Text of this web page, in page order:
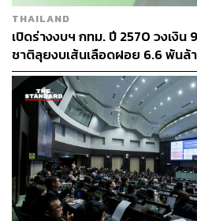
ABOUT
THE
กองบรรณาธิก
THAILAND
เปิดร่างงบฯ กทม. ปี 2570 วงเงิน
ชาติลุยงบเส้นเลือดฝอย 6.6 พันล้
ยุทธศาสตร์พัฒนาเมือง